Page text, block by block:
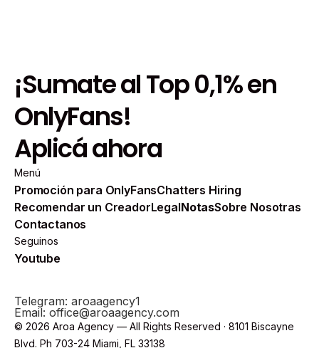
¡Sumate al Top 0,1% en
OnlyFans!
Aplicá ahora
Menú
Promoción para OnlyFansChatters Hiring
Recomendar un CreadorLegalNotasSobre Nosotras
Contactanos
Seguinos
Youtube
Telegram: aroaagency1
© 2026 Aroa Agency — All Rights Reserved · 8101 Biscayne
Blvd. Ph 703-24 Miami, FL 33138
Email: office@aroaagency.com